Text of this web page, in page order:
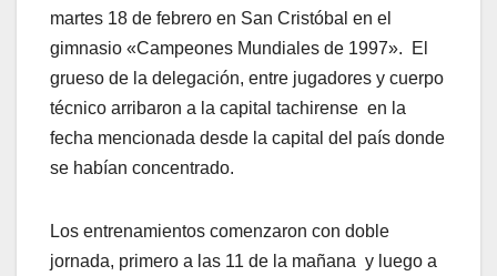
martes 18 de febrero en San Cristóbal en el
gimnasio «Campeones Mundiales de 1997». El
grueso de la delegación, entre jugadores y cuerpo
técnico arribaron a la capital tachirense en la
fecha mencionada desde la capital del país donde
se habían concentrado.
Los entrenamientos comenzaron con doble
jornada, primero a las 11 de la mañana y luego a